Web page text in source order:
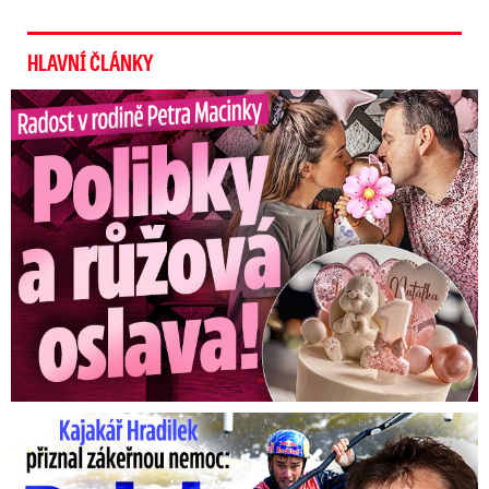
HLAVNÍ ČLÁNKY
Radost v rodině Petra Macinky: Polibky a růžová oslava!
Kajakář Hradilek přiznal zákeřnou nemoc: Bojuje s ní celá ...